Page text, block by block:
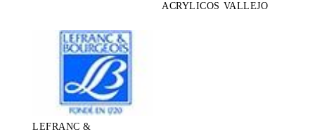
ACRYLICOS VALLEJO
LEFRANC &